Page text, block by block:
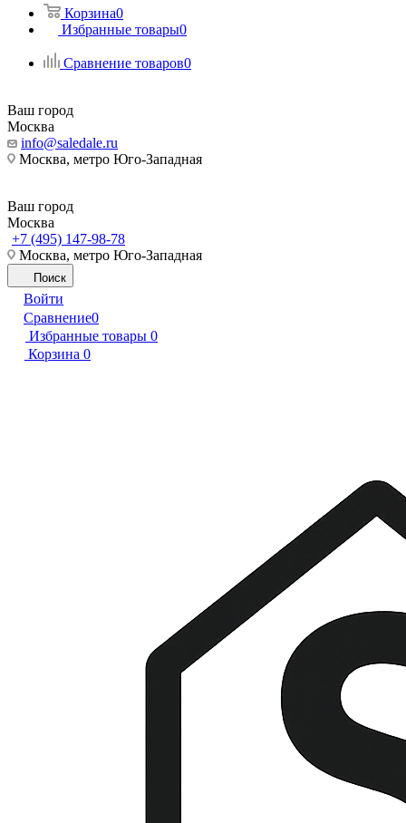
Корзина0
Избранные товары0
Сравнение товаров0
Ваш город
Москва
info@saledale.ru
Москва, метро Юго-Западная
Ваш город
Москва
+7 (495) 147-98-78
Москва, метро Юго-Западная
Поиск
Войти
Сравнение0
Избранные товары 0
Корзина 0